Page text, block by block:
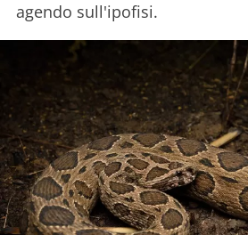
agendo sull'ipofisi.